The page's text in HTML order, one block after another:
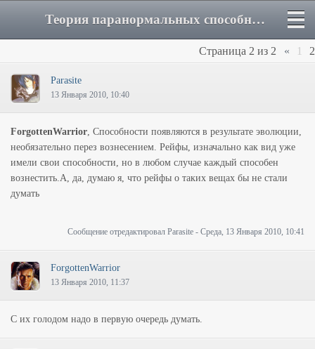
Теория паранормальных способностей - Страница 2 - Форум
Страница 2 из 2 « 1 2
Parasite
13 Января 2010, 10:40
ForgottenWarrior, Способности появляются в результате эволюции,
необязательно перез вознесением. Рейфы, изначально как вид уже
имели свои способности, но в любом случае каждый способен
вознестить.А, да, думаю я, что рейфы о таких вещах бы не стали
думать
Сообщение отредактировал Parasite - Среда, 13 Января 2010, 10:41
ForgottenWarrior
13 Января 2010, 11:37
С их голодом надо в первую очередь думать.